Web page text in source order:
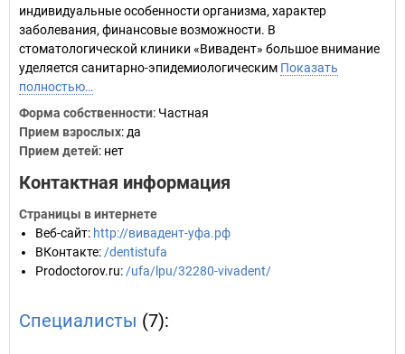
индивидуальные особенности организма, характер
заболевания, финансовые возможности. В
стоматологической клиники «Вивадент» большое внимание
уделяется санитарно-эпидемиологическим Показать
полностью…
Форма собственности: Частная
Прием взрослых: да
Прием детей: нет
Контактная информация
Страницы в интернете
Веб-сайт: http://вивадент-уфа.рф
ВКонтакте: /dentistufa
Prodoctorov.ru: /ufa/lpu/32280-vivadent/
Специалисты (7):